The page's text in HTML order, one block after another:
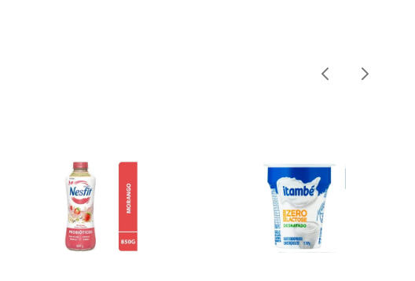
Sua textura cremosa e sabor suave fazem dele um aliado na